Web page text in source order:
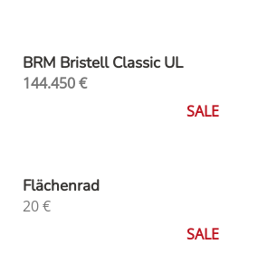
BRM Bristell Classic UL
144.450€
SALE
Flächenrad
20€
SALE